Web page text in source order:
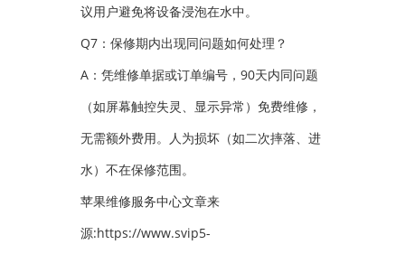
议用户避免将设备浸泡在水中。
Q7：保修期内出现同问题如何处理？
A：凭维修单据或订单编号，90天内同问题
（如屏幕触控失灵、显示异常）免费维修，
无需额外费用。人为损坏（如二次摔落、进
水）不在保修范围。
苹果维修服务中心文章来
源:https://www.svip5-